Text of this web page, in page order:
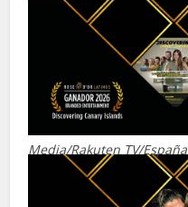
Media/Rakuten TV/España